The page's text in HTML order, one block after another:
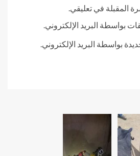
المقبلة في تعليقي.
بواسطة البريد الإلكتروني.
بواسطة البريد الإلكتروني.